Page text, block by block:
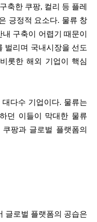
축한 쿠팡, 컬리 등 플레
긍정적 요소다. 물류 창
구축이 어렵기 때문이
벌리며 국내시장을 선도
롯한 해외 기업이 핵심
다수 기업이다. 물류는
던 이들이 막대한 물류
팡과 글로벌 플랫폼의
글로벌 플랫폼의 공습은